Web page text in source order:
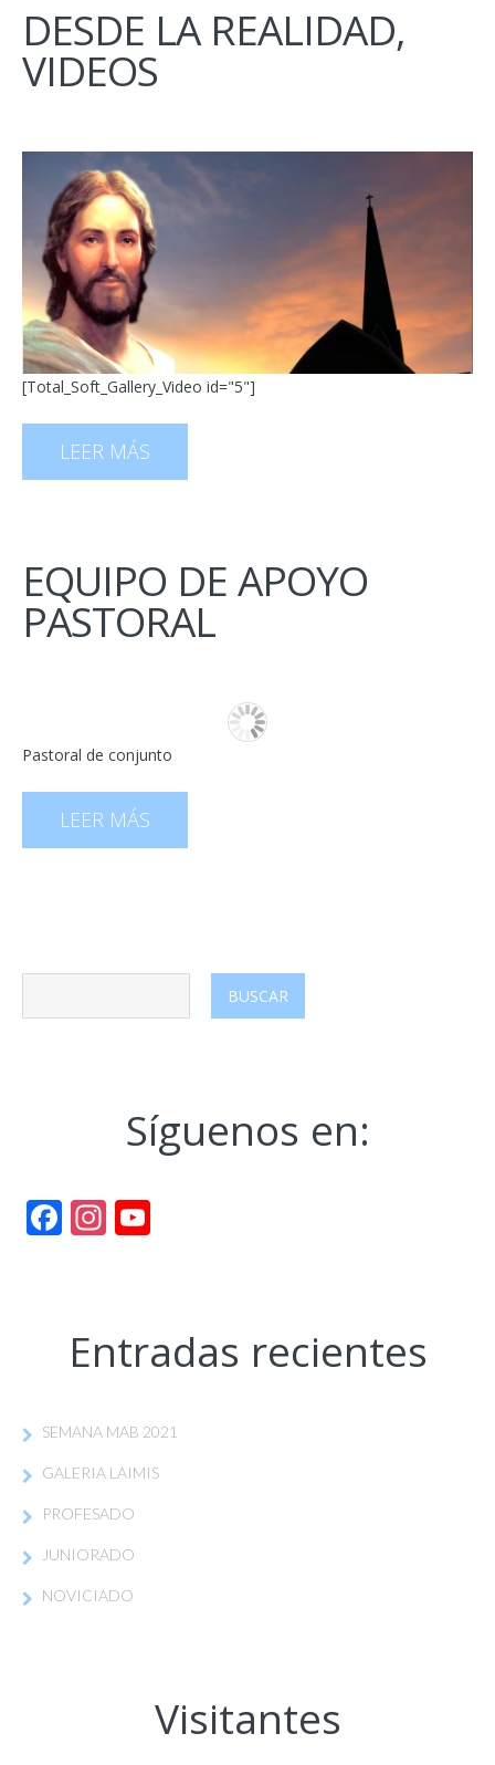
DESDE LA REALIDAD,
VIDEOS
[Total_Soft_Gallery_Video id="5"]
LEER MÁS
EQUIPO DE APOYO
PASTORAL
Pastoral de conjunto
LEER MÁS
Síguenos en:
Facebook
Instagram
Entradas recientes
SEMANA MAB 2021
GALERIA LAIMIS
PROFESADO
JUNIORADO
NOVICIADO
Visitantes